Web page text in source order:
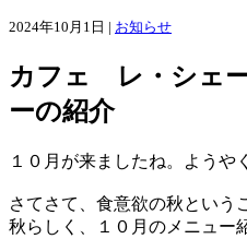
2024年10月1日 | お知らせ
カフェ レ・シェ
ーの紹介
１０月が来ましたね。ようや
さてさて、食意欲の秋という
秋らしく、１０月のメニュー